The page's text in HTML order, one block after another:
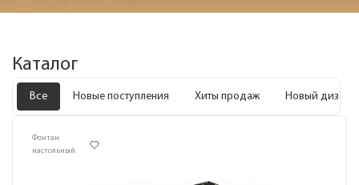
Каталог
Все Новые поступления Хиты продаж Новый дизайн
Фонтан
настольный